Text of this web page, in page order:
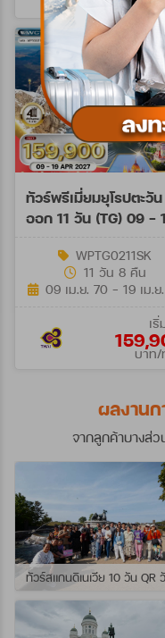
ทัวร์พรีเมี่ยมยุโรปตะวัน
ออก 11 วัน (TG) 09 -
WPTG0211SK
11 วัน 8 คืน
09 เม.ย. 70 - 19 เม.ย
เ
บาท/
ผลงาน
จากลูกค้าบางส่ว